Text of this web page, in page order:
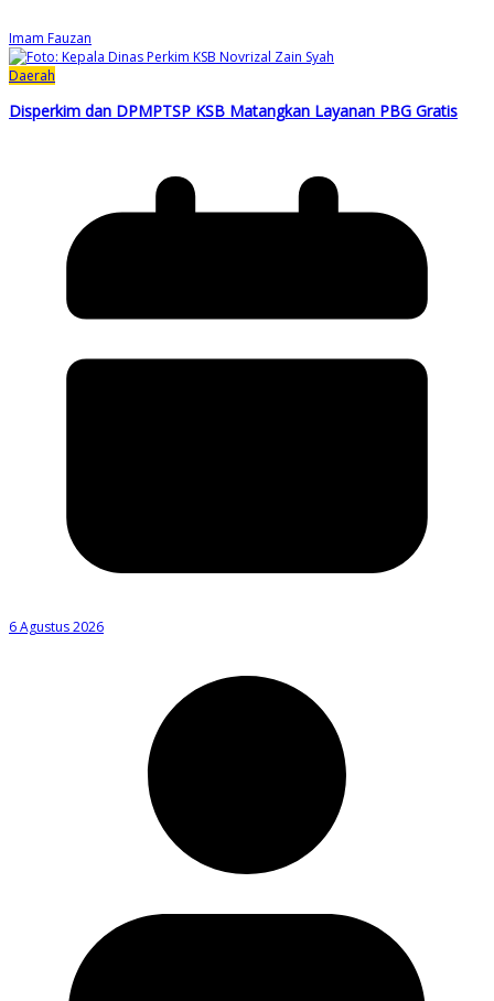
Imam Fauzan
Daerah
Disperkim dan DPMPTSP KSB Matangkan Layanan PBG Gratis
6 Agustus 2026